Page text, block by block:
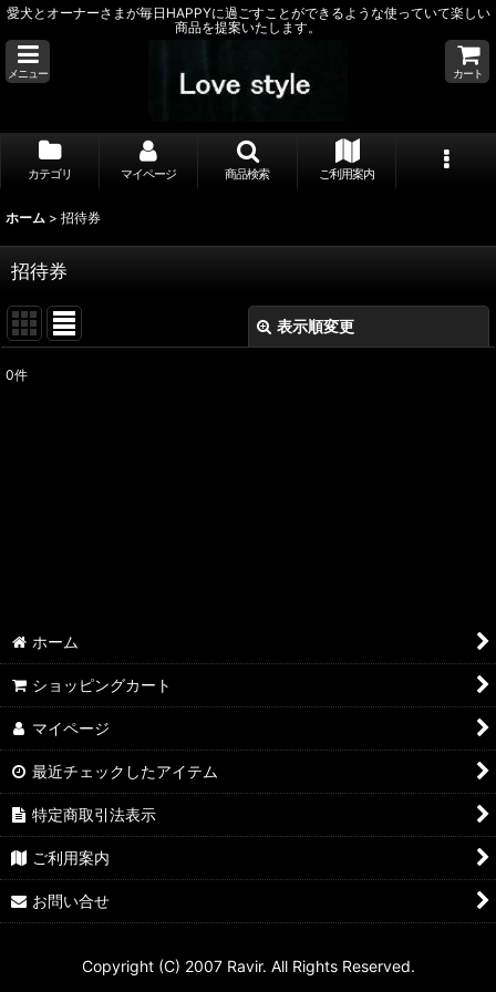
愛犬とオーナーさまが毎日HAPPYに過ごすことができるような使っていて楽しい
商品を提案いたします。
メニュー カート
カテゴリ マイページ 商品検索 ご利用案内
ホーム > 招待券
招待券
表示順変更
0件
ホーム
ショッピングカート
マイページ
最近チェックしたアイテム
特定商取引法表示
ご利用案内
お問い合せ
Copyright (C) 2007 Ravir. All Rights Reserved.